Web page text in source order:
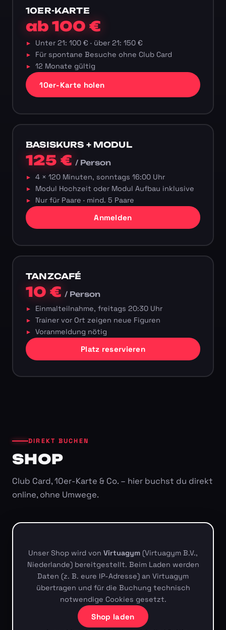
10ER-KARTE
ab 100 €
Unter 21: 100 € · über 21: 150 €
Für spontane Besuche ohne Club Card
12 Monate gültig
10er-Karte holen
BASISKURS + MODUL
125 €/ Person
4 × 120 Minuten, sonntags 16:00 Uhr
Modul Hochzeit oder Modul Aufbau inklusive
Nur für Paare · mind. 5 Paare
Anmelden
TANZCAFÉ
10 €/ Person
Einmalteilnahme, freitags 20:30 Uhr
Trainer vor Ort zeigen neue Figuren
Voranmeldung nötig
Platz reservieren
DIREKT BUCHEN
SHOP
Club Card, 10er-Karte & Co. – hier buchst du direkt
online, ohne Umwege.
Unser Shop wird von Virtuagym (Virtuagym B.V.,
Niederlande) bereitgestellt. Beim Laden werden
Daten (z. B. eure IP-Adresse) an Virtuagym
übertragen und für die Buchung technisch
notwendige Cookies gesetzt.
Shop laden